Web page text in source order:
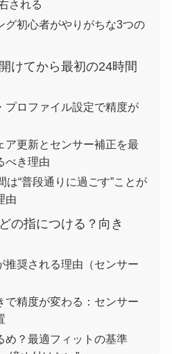
される
グ初心者がやりがちな3つの
けてから最初の24時間
プロファイル設定で精度が
ア更新とセンサー補正を最
べき理由
は“普段通りに過ごす”ことが
由
の指につける？向き
推奨される理由（センサー
で精度が変わる：センサー
め？最適フィットの基準